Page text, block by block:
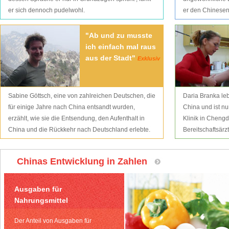
er sich dennoch pudelwohl.
"Ab und zu musste
ich einfach mal raus
aus der Stadt" Exklusiv
Sabine Göttsch, eine von zahlreichen Deutschen, die
für einige Jahre nach China entsandt wurden,
erzählt, wie sie die Entsendung, den Aufenthalt in
China und die Rückkehr nach Deutschland erlebte.
er den
Daria Branka
China und ist
Klinik in
Chinas Entwicklung in Zahlen
Ausgaben für
Nahrungsmittel
Der Anteil von Ausgaben für